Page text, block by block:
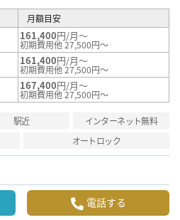
月額目安
161,400円/月～
初期費用他 27,500円～
161,400円/月～
初期費用他 27,500円～
167,400円/月～
初期費用他 27,500円～
駅近
インターネット無料
オートロック
電話する